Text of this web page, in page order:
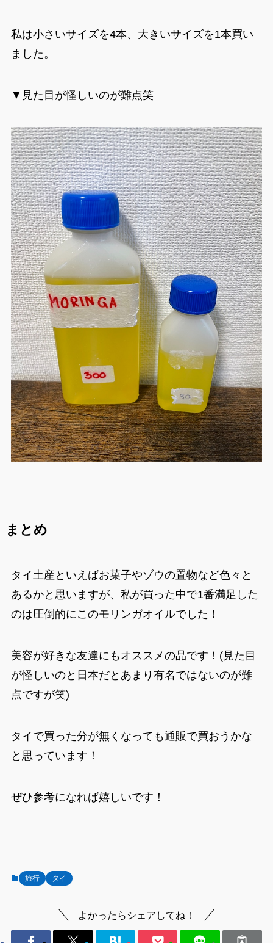
私は小さいサイズを4本、大きいサイズを1本買い
ました。
▼見た目が怪しいのが難点笑
まとめ
タイ土産といえばお菓子やゾウの置物など色々と
あるかと思いますが、私が買った中で1番満足した
のは圧倒的にこのモリンガオイルでした！
美容が好きな友達にもオススメの品です！(見た目
が怪しいのと日本だとあまり有名ではないのが難
点ですが笑)
タイで買った分が無くなっても通販で買おうかな
と思っています！
ぜひ参考になれば嬉しいです！
旅行 タイ
よかったらシェアしてね！